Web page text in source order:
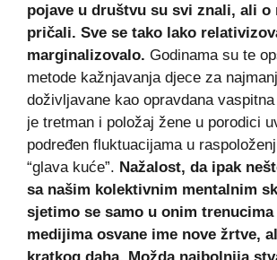
pojave u društvu su svi znali, ali o
pričali. Sve se tako lako
marginalizovalo. Godinama su te
metode kažnjavanja djece za
doživljavane kao opravdana
je tretman i položaj žene u porodici
podređen fluktuacijama u
“glava kuće”. Nažalost, da ipak
sa našim kolektivnim mentalnim
sjetimo se samo u onim trenucima
medijima osvane ime nove žrtve,
kratkog daha. Možda najbolnija